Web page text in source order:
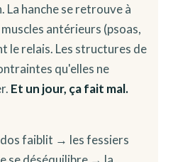
La hanche se retrouve à
antérieurs (psoas,
le relais. Les structures de
qu'elles ne
Et un jour, ça fait mal.
dos faiblit → les fessiers